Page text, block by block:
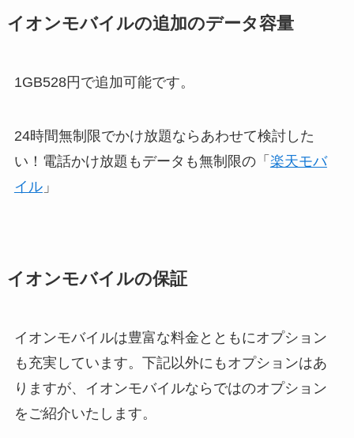
イオンモバイルの追加のデータ容量
1GB528円で追加可能です。
24時間無制限でかけ放題ならあわせて検討した
い！電話かけ放題もデータも無制限の「 楽天モバ
イル」
イオンモバイルの保証
イオンモバイルは豊富な料金とともにオプション
も充実しています。下記以外にもオプションはあ
りますが、イオンモバイルならではのオプション
をご紹介いたします。